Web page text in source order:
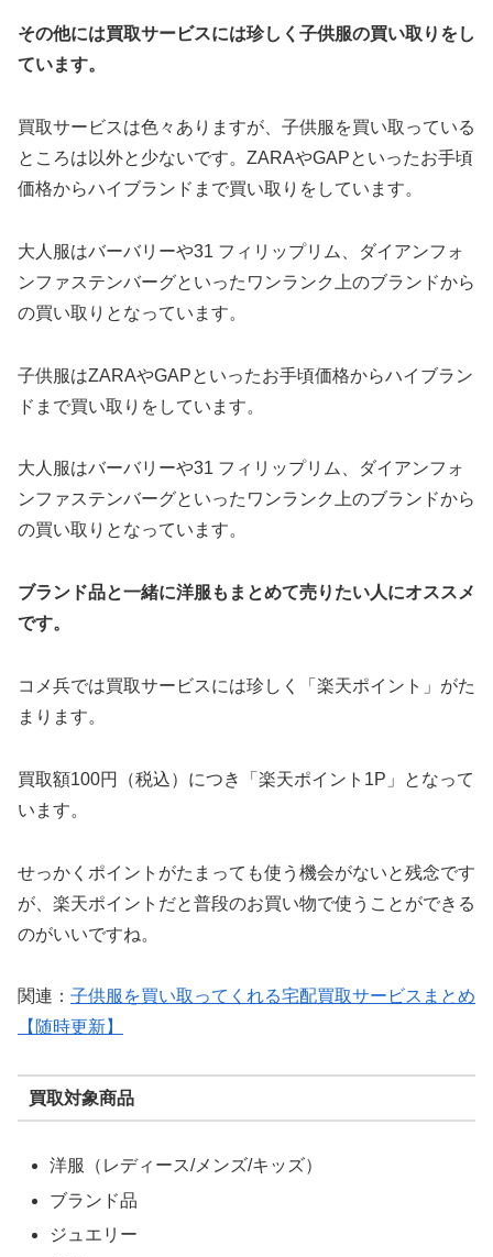
その他には買取サービスには珍しく子供服の買い取りをし
ています。
買取サービスは色々ありますが、子供服を買い取っている
ところは以外と少ないです。ZARAやGAPといったお手頃
価格からハイブランドまで買い取りをしています。
大人服はバーバリーや31 フィリップリム、ダイアンフォ
ンファステンバーグといったワンランク上のブランドから
の買い取りとなっています。
子供服はZARAやGAPといったお手頃価格からハイブラン
ドまで買い取りをしています。
大人服はバーバリーや31 フィリップリム、ダイアンフォ
ンファステンバーグといったワンランク上のブランドから
の買い取りとなっています。
ブランド品と一緒に洋服もまとめて売りたい人にオススメ
です。
コメ兵では買取サービスには珍しく「楽天ポイント」がた
まります。
買取額100円（税込）につき「楽天ポイント1P」となって
います。
せっかくポイントがたまっても使う機会がないと残念です
が、楽天ポイントだと普段のお買い物で使うことができる
のがいいですね。
関連： 子供服を買い取ってくれる宅配買取サービスまとめ
【随時更新】
買取対象商品
洋服（レディース/メンズ/キッズ）
ブランド品
ジュエリー